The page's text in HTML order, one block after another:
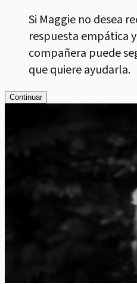
Si Maggie no desea
respuesta empática
compañera puede
que quiere ayudarla.
Continuar